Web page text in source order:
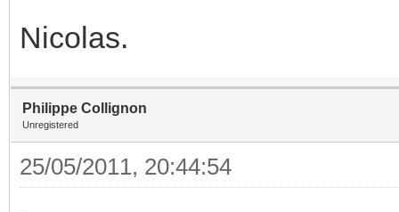
Nicolas.
Philippe Collignon
Unregistered
25/05/2011, 20:44:54